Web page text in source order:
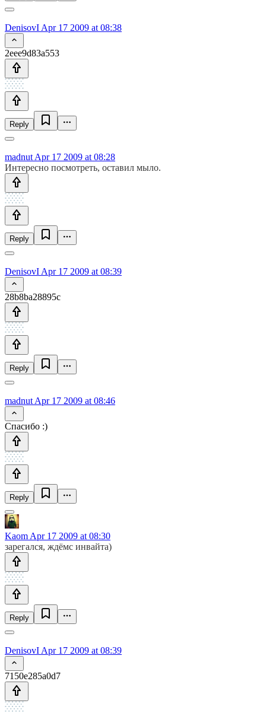
DenisovI Apr 17 2009 at 08:38
2eee9d83a553
Reply
madnut Apr 17 2009 at 08:28
Интересно посмотреть, оставил мыло.
Reply
DenisovI Apr 17 2009 at 08:39
28b8ba28895c
Reply
madnut Apr 17 2009 at 08:46
Спасибо :)
Reply
Kaom Apr 17 2009 at 08:30
зарегался, ждёмс инвайта)
Reply
DenisovI Apr 17 2009 at 08:39
7150e285a0d7